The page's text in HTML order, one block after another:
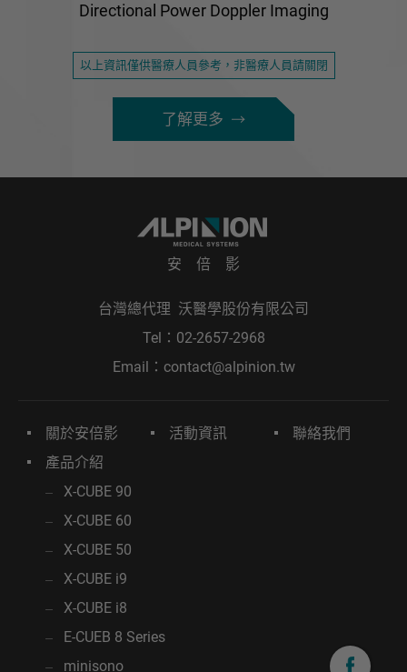
Directional Power Doppler Imaging
以上資訊僅供醫療人員參考，非醫療人員請關閉
了解更多
安 倍 影
台灣總代理 沃醫學股份有限公司
Tel： 02-2657-2968
Email： contact@alpinion.tw
關於安倍影
產品介紹
X-CUBE 90
X-CUBE 60
X-CUBE 50
X-CUBE i9
X-CUBE i8
E-CUEB 8 Series
minisono
活動資訊 聯絡我們